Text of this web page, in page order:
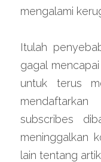
mengalami
Itulah
gagal
untuk terus
subscribes
meninggalkan
lain tentang